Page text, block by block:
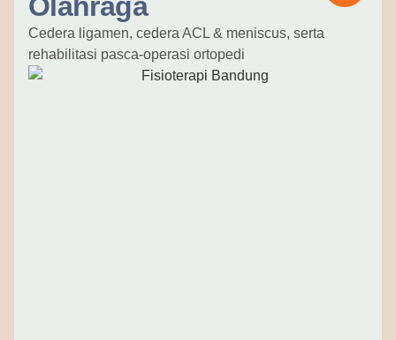
Olahraga
Cedera ligamen, cedera ACL & meniscus, serta
rehabilitasi pasca-operasi ortopedi